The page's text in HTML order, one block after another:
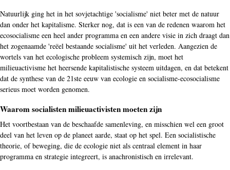
Natuurlijk ging het in het sovjetachtige 'socialisme' niet beter met de natuur
dan onder het kapitalisme. Sterker nog, dat is een van de redenen waarom het
ecosocialisme een heel ander programma en een andere visie in zich draagt dan
het zogenaamde 'reëel bestaande socialisme' uit het verleden. Aangezien de
wortels van het ecologische probleem systemisch zijn, moet het
milieuactivisme het heersende kapitalistische systeem uitdagen, en dat betekent
dat de synthese van de 21ste eeuw van ecologie en socialisme-ecosocialisme
serieus moet worden genomen.
Waarom socialisten milieuactivisten moeten zijn
Het voortbestaan van de beschaafde samenleving, en misschien wel een groot
deel van het leven op de planeet aarde, staat op het spel. Een socialistische
theorie, of beweging, die de ecologie niet als centraal element in haar
programma en strategie integreert, is anachronistisch en irrelevant.